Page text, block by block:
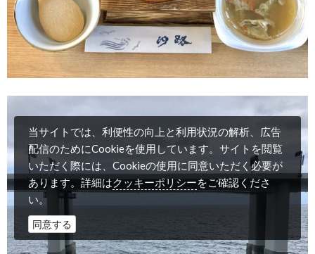
当サイトでは、利便性の向上と利用状況の解析、広告
配信のためにCookieを使用しています。サイトを閲覧
いただく際には、Cookieの使用に同意いただく必要が
あります。詳細はクッキーポリシーをご確認くださ
い。
同意する